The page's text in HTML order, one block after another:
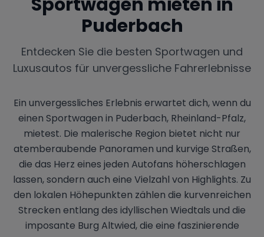
Puderbach
Entdecken Sie die besten Sportwagen und
Luxusautos für unvergessliche Fahrerlebnisse
Ein unvergessliches Erlebnis erwartet dich, wenn du
einen Sportwagen in Puderbach, Rheinland-Pfalz,
mietest. Die malerische Region bietet nicht nur
atemberaubende Panoramen und kurvige Straßen,
die das Herz eines jeden Autofans höherschlagen
lassen, sondern auch eine Vielzahl von Highlights. Zu
den lokalen Höhepunkten zählen die kurvenreichen
Strecken entlang des idyllischen Wiedtals und die
imposante Burg Altwied, die eine faszinierende